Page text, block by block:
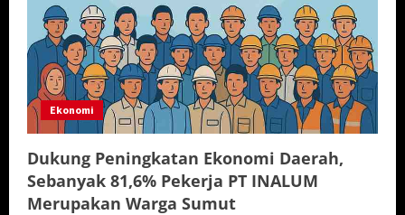
Ekonomi
Dukung Peningkatan Ekonomi Daerah,
Sebanyak 81,6% Pekerja PT INALUM
Merupakan Warga Sumut